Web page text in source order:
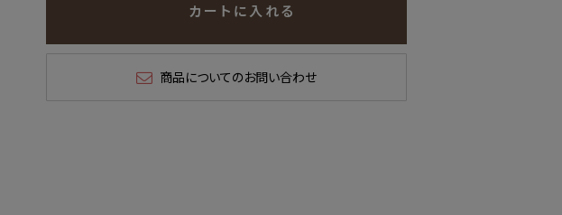
カートに入れる
商品についてのお問い合わせ